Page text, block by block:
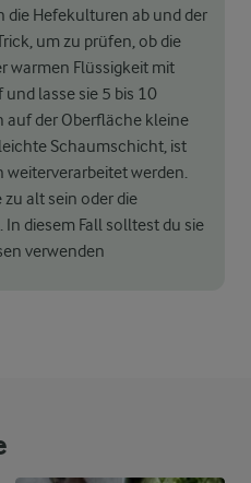
die Hefekulturen ab und der
um zu prüfen, ob die
warmen Flüssigkeit mit
lasse sie 5 bis 10
auf der Oberfläche kleine
Schaumschicht, ist
weiterverarbeitet werden.
alt sein oder die
diesem Fall solltest du sie
verwenden